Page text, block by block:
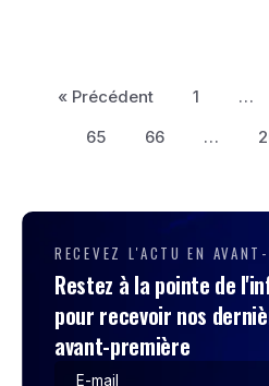
« Précédent 1 …
65
66 …
RECEVEZ L'ACTU EN
Restez à la pointe de
pour recevoir nos
avant-première